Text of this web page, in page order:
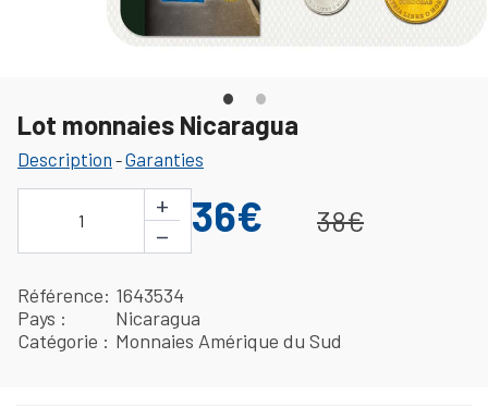
Lot monnaies Nicaragua
Description -Garanties
1
+
−
36€ 38€
Référence 1643534
Pays
Nicaragua
Catégorie
Monnaies Amérique du Sud